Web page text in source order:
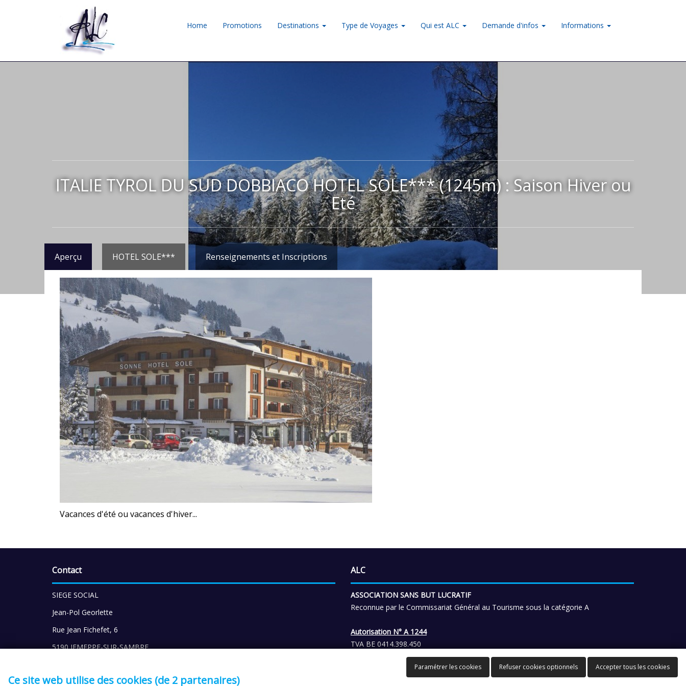
Home Promotions Destinations Type de Voyages Qui est ALC Demande d'infos Informations
ITALIE TYROL DU SUD DOBBIACO HOTEL SOLE*** (1245m) : Saison Hiver ou
Eté
Aperçu HOTEL SOLE*** Renseignements et Inscriptions
Vacances d'été ou vacances d'hiver...
Contact
SIEGE SOCIAL
Jean-Pol Georlette
Rue Jean Fichefet, 6
5190 JEMEPPE-SUR-SAMBRE
Gsm: 0475 35 04 46
ALC
ASSOCIATION SANS BUT LUCRATIF
Reconnue par le Commissariat Général au Tourisme sous la catégorie A
Autorisation N° A 1244
TVA BE 0414.398.450
Affiliée au Fonds de Garantie Voyages
Ce site web utilise des cookies (de 2 partenaires)
Paramétrer les cookies Refuser cookies optionnels Accepter tous les cookies